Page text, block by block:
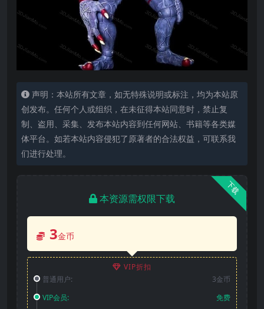
声明：本站所有文章，如无特殊说明或标注，均为本站原
创发布。任何个人或组织，在未征得本站同意时，禁止复
制、盗用、采集、发布本站内容到任何网站、书籍等各类媒
体平台。如若本站内容侵犯了原著者的合法权益，可联系我
们进行处理。
下载
本资源需权限下载
3金币
VIP折扣
普通用户:
3金币
VIP会员:
免费